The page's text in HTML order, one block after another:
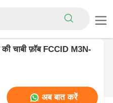
की चाबी फ़ॉब FCCID M3N-
अब बात करें